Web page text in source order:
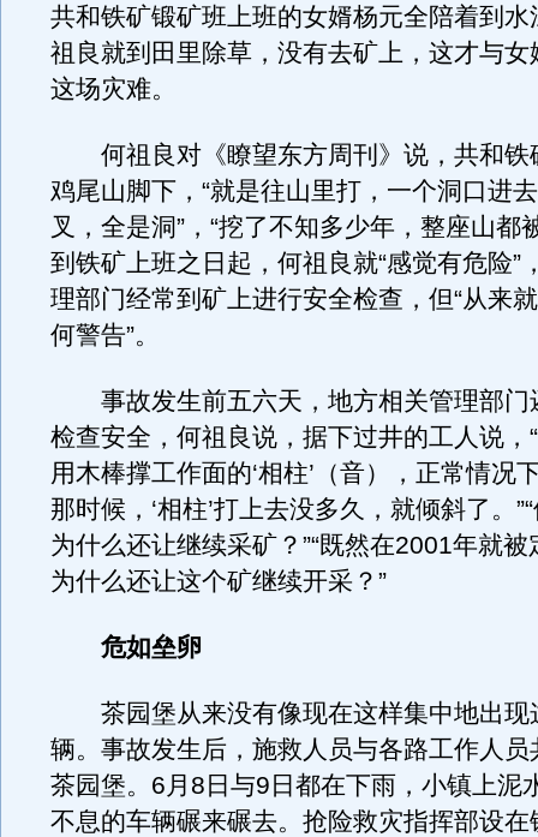
共和铁矿锻矿班上班的女婿杨元全陪着到水
祖良就到田里除草，没有去矿上，这才与女
这场灾难。
何祖良对《瞭望东方周刊》说，共和铁
鸡尾山脚下，“就是往山里打，一个洞口进
叉，全是洞”，“挖了不知多少年，整座山都
到铁矿上班之日起，何祖良就“感觉有危险”
理部门经常到矿上进行安全检查，但“从来
何警告”。
事故发生前五六天，地方相关管理部门
检查安全，何祖良说，据下过井的工人说，
用木棒撑工作面的‘相柱’（音），正常情况
那时候，‘相柱’打上去没多久，就倾斜了。
为什么还让继续采矿？”“既然在2001年就
为什么还让这个矿继续开采？”
危如垒卵
茶园堡从来没有像现在这样集中地出现
辆。事故发生后，施救人员与各路工作人员
茶园堡。6月8日与9日都在下雨，小镇上泥
不息的车辆碾来碾去。抢险救灾指挥部设在